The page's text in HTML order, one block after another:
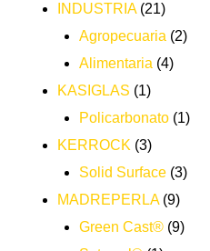
INDUSTRIA(21)
Agropecuaria (2)
Alimentaria (4)
KASIGLAS (1)
Policarbonato (1)
KERROCK (3)
Solid Surface (3)
MADREPERLA(9)
Green Cast® (9)